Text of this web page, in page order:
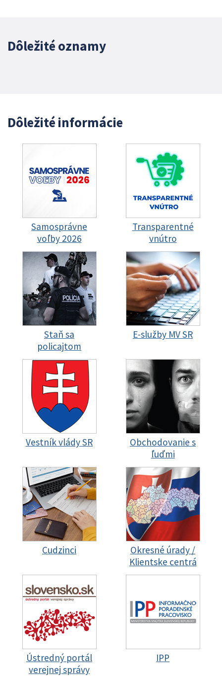
Dôležité oznamy
Dôležité informácie
Samosprávne
voľby 2026
Transparentné
vnútro
Staň sa
policajtom
E-služby MV SR
Vestník vlády SR
Obchodovanie s
ľuďmi
Cudzinci
Okresné úrady /
Klientske centrá
Ústredný portál
verejnej správy
IPP